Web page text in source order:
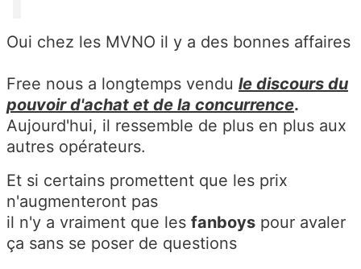
Oui chez les MVNO il y a des bonnes affaires
Free nous a longtemps vendu le discours du
pouvoir d'achat et de la concurrence.
Aujourd'hui, il ressemble de plus en plus aux
autres opérateurs.
Et si certains promettent que les prix
n'augmenteront pas
il n'y a vraiment que les fanboys pour avaler
ça sans se poser de questions